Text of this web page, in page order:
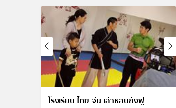
โรงเรียน ไทย-จีน เส้าหลินกังฟู